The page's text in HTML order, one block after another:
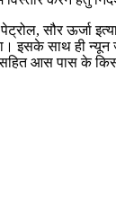
सौर ऊर्जा
इसके साथ ही
आस पास के